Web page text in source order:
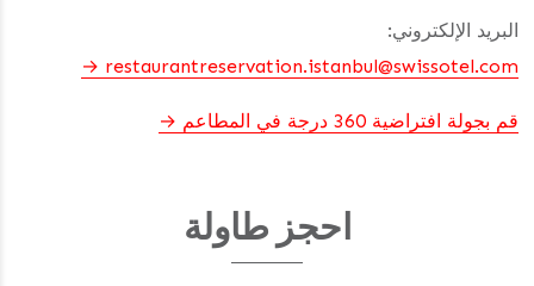
البريد الإلكتروني:
restaurantreservation.istanbul@swissotel.com
قم بجولة افتراضية 360 درجة في المطاعم
احجز طاولة